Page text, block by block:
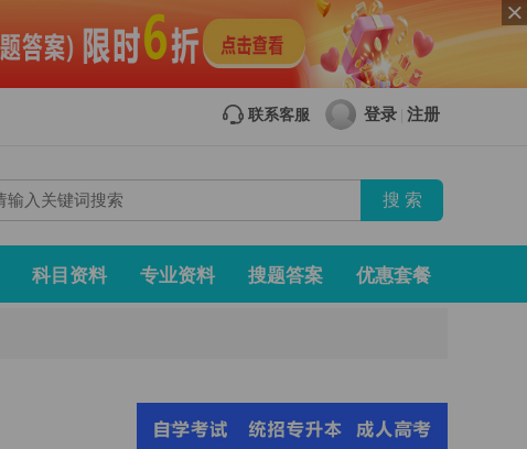
联系客服 登录 注册
科目资料 专业资料 搜题答案 优惠套餐